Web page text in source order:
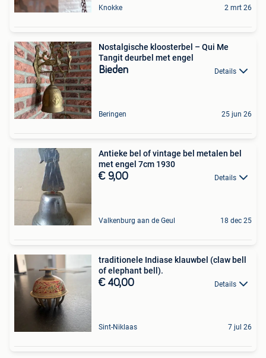
Knokke 2 mrt 26
Nostalgische kloosterbel – Qui Me
Tangit deurbel met engel
Bieden Details
Beringen 25 jun 26
Antieke bel of vintage bel metalen bel
met engel 7cm 1930
€ 9,00 Details
Valkenburg aan de Geul 18 dec 25
traditionele Indiase klauwbel (claw bell
of elephant bell).
€ 40,00 Details
Sint-Niklaas 7 jul 26